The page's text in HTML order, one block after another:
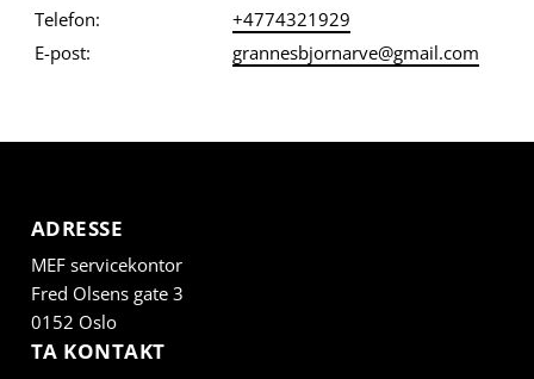
Telefon:
+4774321929
E-post:
grannesbjornarve@gmail.com
ADRESSE
MEF servicekontor
Fred Olsens gate 3
0152 Oslo
TA KONTAKT